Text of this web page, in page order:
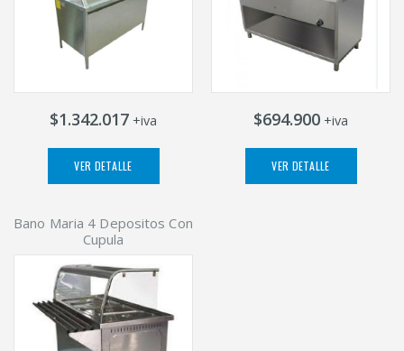
$1.342.017 +iva
VER DETALLE
$694.900 +iva
VER DETALLE
Bano Maria 4 Depositos Con
Cupula